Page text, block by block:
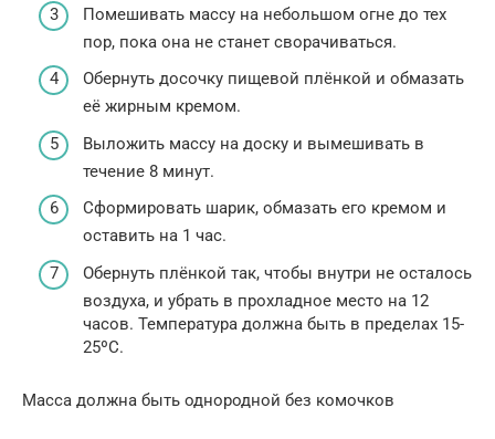
Помешивать массу на небольшом огне до тех
пор, пока она не станет сворачиваться.
Обернуть досочку пищевой плёнкой и обмазать
её жирным кремом.
Выложить массу на доску и вымешивать в
течение 8 минут.
Сформировать шарик, обмазать его кремом и
оставить на 1 час.
Обернуть плёнкой так, чтобы внутри не осталось
воздуха, и убрать в прохладное место на 12
часов. Температура должна быть в пределах 15-
25ºС.
Масса должна быть однородной без комочков